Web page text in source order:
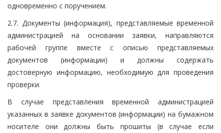
одновременно с поручением.
2.7. Документы (информация), представляемые временной
администрацией на основании заявки, направляются
рабочей группе вместе с описью представляемых
документов (информации) и должны содержать
достоверную информацию, необходимую для проведения
проверки.
В случае представления временной администрацией
указанных в заявке документов (информации) на бумажном
носителе они должны быть прошиты (в случае если